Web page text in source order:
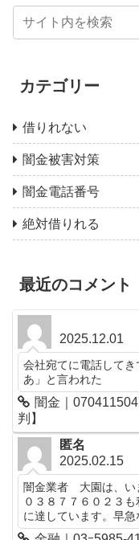
カテゴリー
借りれない
闇金被害対策
闇金電話番号
絶対借りれる
最近のコメント
2025.12.01
会社宛てに電話して
あ」と言われた
闇金｜
判】
匿名
2025.02.15
闇金業者 大園は、い
０３８７７６０２３
に達しています。早急